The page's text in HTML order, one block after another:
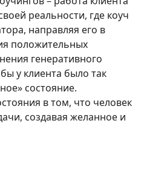
реальности, где коуч
направляя его в
положительных
генеративного
у клиента было так
состояние.
в том, что человек
создавая желанное и